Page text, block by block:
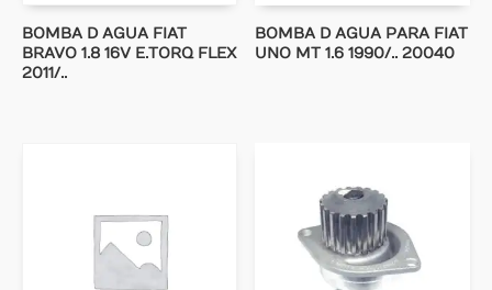
BOMBA D AGUA FIAT
BRAVO 1.8 16V E.TORQ FLEX
2011/..
BOMBA D AGUA PARA FIAT
UNO MT 1.6 1990/.. 20040